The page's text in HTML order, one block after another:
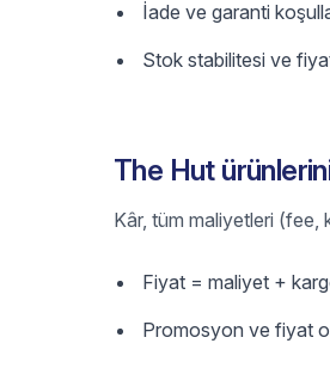
İade ve garanti
Stok stabilitesi ve
The Hut
Kâr, tüm maliyetleri (fee,
Fiyat = maliyet +
Promosyon ve fiyat